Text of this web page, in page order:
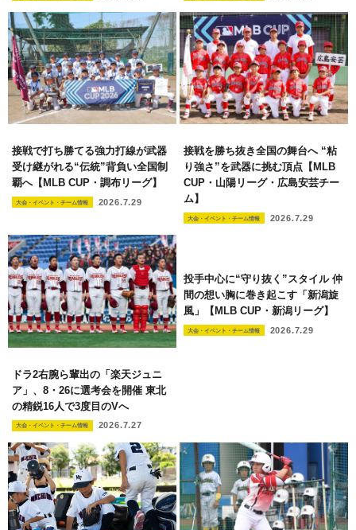
接戦で打ち勝てる強力打線が武器
受け継がれる“伝統”背負い全国制
覇へ【MLB CUP・調布リーグ】
大会・イベント・チーム情報 2026.7.29
接戦を勝ち抜き全国の舞台へ “粘
り強さ”を武器に挑む頂点【MLB
CUP・山陽リーグ・広島安芸チー
ム】
大会・イベント・チーム情報 2026.7.29
ドラ2右腕ら輩出の「楽天ジュニ
ア」、8・26に選考会を開催 東北
の精鋭16人で3度目のVへ
大会・イベント・チーム情報 2026.7.27
投手中心に“守り抜く”スタイル 仲
間の想い胸に巻き起こす「新潟旋
風」【MLB CUP・新潟リーグ】
大会・イベント・チーム情報 2026.7.29